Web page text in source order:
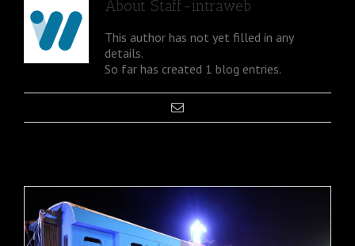
About Staff-intraweb
This author has not yet filled in any
details.
So far has created 1 blog entries.